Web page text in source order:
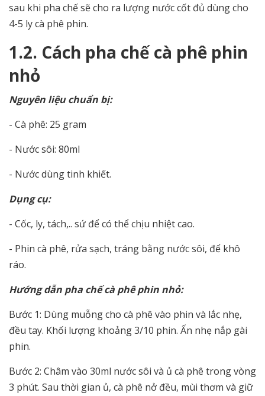
sau khi pha chế sẽ cho ra lượng nước cốt đủ dùng cho
4-5 ly cà phê phin.
1.2. Cách pha chế cà phê phin
nhỏ
Nguyên liệu chuẩn bị:
- Cà phê: 25 gram
- Nước sôi: 80ml
- Nước dùng tinh khiết.
Dụng cụ:
- Cốc, ly, tách,.. sứ để có thể chịu nhiệt cao.
- Phin cà phê, rửa sạch, tráng bằng nước sôi, để khô
ráo.
Hướng dẫn pha chế cà phê phin nhỏ:
Bước 1: Dùng muỗng cho cà phê vào phin và lắc nhẹ,
đều tay. Khối lượng khoảng 3/10 phin. Ấn nhẹ nắp gài
phin.
Bước 2: Châm vào 30ml nước sôi và ủ cà phê trong vòng
3 phút. Sau thời gian ủ, cà phê nở đều, mùi thơm và giữ